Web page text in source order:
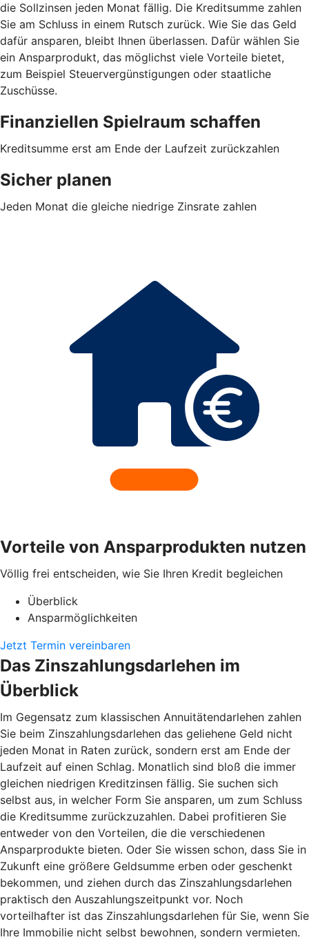
die Sollzinsen jeden Monat fällig. Die Kreditsumme zahlen
Sie am Schluss in einem Rutsch zurück. Wie Sie das Geld
dafür ansparen, bleibt Ihnen überlassen. Dafür wählen Sie
ein Ansparprodukt, das möglichst viele Vorteile bietet,
zum Beispiel Steuervergünstigungen oder staatliche
Zuschüsse.
Finanziellen Spielraum schaffen
Kreditsumme erst am Ende der Laufzeit zurückzahlen
Sicher planen
Jeden Monat die gleiche niedrige Zinsrate zahlen
Vorteile von Ansparprodukten nutzen
Völlig frei entscheiden, wie Sie Ihren Kredit begleichen
Überblick
Ansparmöglichkeiten
Jetzt Termin vereinbaren
Das Zinszahlungsdarlehen im
Überblick
Im Gegensatz zum klassischen Annuitätendarlehen zahlen
Sie beim Zinszahlungsdarlehen das geliehene Geld nicht
jeden Monat in Raten zurück, sondern erst am Ende der
Laufzeit auf einen Schlag. Monatlich sind bloß die immer
gleichen niedrigen Kreditzinsen fällig. Sie suchen sich
selbst aus, in welcher Form Sie ansparen, um zum Schluss
die Kreditsumme zurückzuzahlen. Dabei profitieren Sie
entweder von den Vorteilen, die die verschiedenen
Ansparprodukte bieten. Oder Sie wissen schon, dass Sie in
Zukunft eine größere Geldsumme erben oder geschenkt
bekommen, und ziehen durch das Zinszahlungsdarlehen
praktisch den Auszahlungszeitpunkt vor. Noch
vorteilhafter ist das Zinszahlungsdarlehen für Sie, wenn Sie
Ihre Immobilie nicht selbst bewohnen, sondern vermieten.